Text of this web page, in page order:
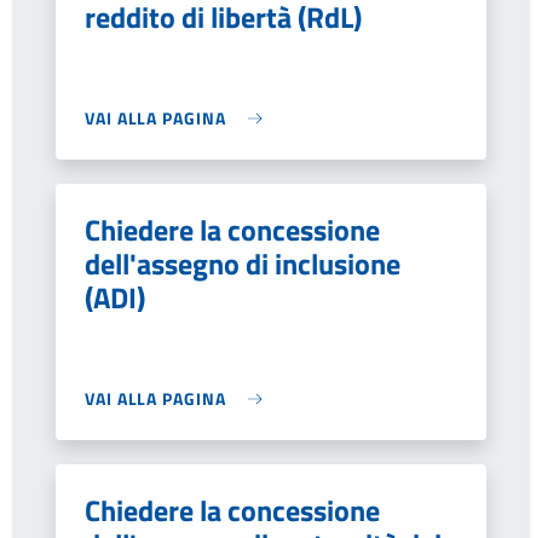
reddito di libertà (RdL)
VAI ALLA PAGINA
Chiedere la concessione
dell'assegno di inclusione
(ADI)
VAI ALLA PAGINA
Chiedere la concessione